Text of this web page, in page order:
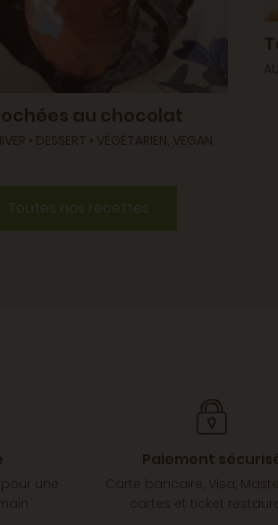
Toutes nos recettes
une
Paiement
Carte bancaire, Visa,
cartes et ticket